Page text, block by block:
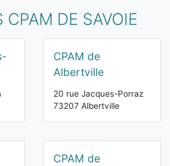
CPAM DE SAVOIE
CPAM de
Albertville
20 rue Jacques-Porraz
73207 Albertville
CPAM de